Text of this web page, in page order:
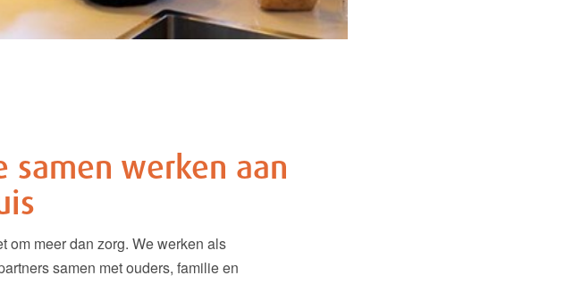
samen werken aan
om meer dan zorg. We werken als
samen met ouders, familie en